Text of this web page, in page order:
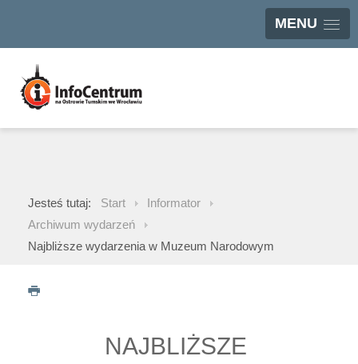
MENU
Jesteś tutaj: Start
Informator
Archiwum wydarzeń
Najbliższe wydarzenia w Muzeum Narodowym
NAJBLIŻSZE